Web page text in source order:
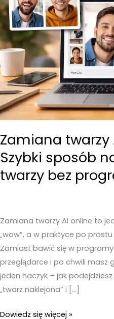
Zamiana twarzy
Szybki sposób
twarzy bez
Zamiana twarzy AI online to
„wow”, a w praktyce po
Zamiast bawić się w
przeglądarce i po chwili masz
jeden haczyk – jak
„twarz naklejona” i […]
Zamiana
Dowiedz się więcej »